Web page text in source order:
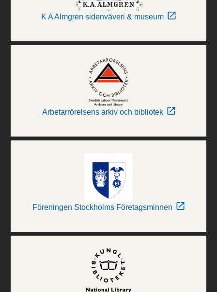
K A Almgren sidenväveri & museum
Arbetarrörelsens arkiv och bibliotek
Föreningen Stockholms Företagsminnen